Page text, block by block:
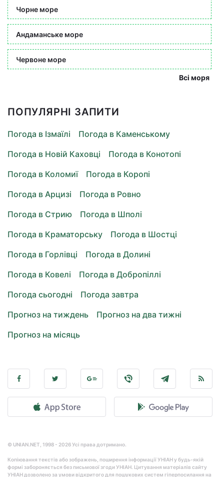
Чорне море
Андаманське море
Червоне море
Всі моря
ПОПУЛЯРНІ ЗАПИТИ
Погода в Ізмаїлі
Погода в Каменському
Погода в Новій Каховці
Погода в Конотопі
Погода в Коломиї
Погода в Коропі
Погода в Арцизі
Погода в Ровно
Погода в Стрию
Погода в Шполі
Погода в Краматорську
Погода в Шостці
Погода в Горлівці
Погода в Долині
Погода в Ковелі
Погода в Добропіллі
Погода сьогодні
Погода завтра
Прогноз на тиждень
Прогноз на два тижні
Прогноз на місяць
© UNIAN.NET, 1998 - 2026 Усі права дотримано.
Копіювання текстів або зображень, поширення інформації УНІАН у будь-якій
формі забороняється без письмової згоди УНІАН. Цитування матеріалів сайту
УНІАН дозволено за умови відкритого для пошукових систем гіперпосилання на